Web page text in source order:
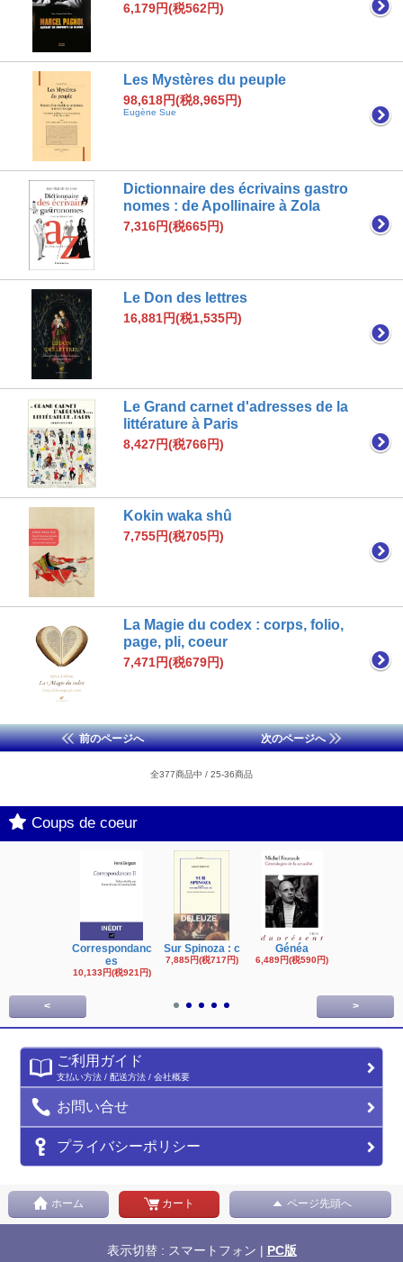
6,179円(税562円)
Les Mystères du peuple
98,618円(税8,965円)
Eugène Sue
Dictionnaire des écrivains gastro
nomes : de Apollinaire à Zola
7,316円(税665円)
Le Don des lettres
16,881円(税1,535円)
Le Grand carnet d'adresses de la
littérature à Paris
8,427円(税766円)
Kokin waka shû
7,755円(税705円)
La Magie du codex : corps, folio,
page, pli, coeur
7,471円(税679円)
前のページへ 次のページへ
全377商品中 / 25-36商品
Coups de coeur
Correspondanc
es
10,133円(税921円)
Sur Spinoza : c
7,885円(税717円)
Généa
6,489円(税590円)
< >
ご利用ガイド
支払い方法 / 配送方法 / 会社概要
お問い合せ
プライバシーポリシー
ホーム カート ページ先頭へ
表示切替 : スマートフォン | PC版